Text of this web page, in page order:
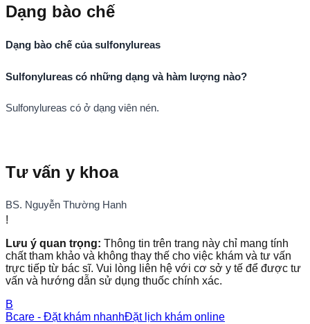
Dạng bào chế
Dạng bào chế của sulfonylureas
Sulfonylureas có những dạng và hàm lượng nào?
Sulfonylureas có ở dạng viên nén.
Tư vấn y khoa
BS. Nguyễn Thường Hanh
!
Lưu ý quan trọng: Thông tin trên trang này chỉ mang tính
chất tham khảo và không thay thế cho việc khám và tư vấn
trực tiếp từ bác sĩ. Vui lòng liên hệ với cơ sở y tế để được tư
vấn và hướng dẫn sử dụng thuốc chính xác.
B
Bcare - Đặt khám nhanhĐặt lịch khám online